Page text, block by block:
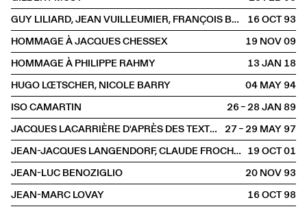
GUY LILIARD, JEAN VUILLEUMIER, FRANÇOIS BARAT, JACQUES LAURANS, DOMINIQUE DE RIVAZ, FRÉDÉRIC WANDELÈRE
16 OCT1993
HOMMAGE À JACQUES CHESSEX
19 NOV2009
HOMMAGE À PHILIPPE RAHMY
13 JAN2018
HUGO LŒTSCHER, NICOLE BARRY
04 MAY1994
ISO CAMARTIN
26 – 28 JAN1989
JACQUES LACARRIÈRE D'APRÈS DES TEXTES DE GUSTAVE ROUD
27 – 29 MAY1997
JEAN-JACQUES LANGENDORF, CLAUDE FROCHAUX & ANNE-MARIE JATON 19 OCT2001
JEAN-LUC BENOZIGLIO
20 NOV1993
JEAN-MARC LOVAY
16 OCT1998